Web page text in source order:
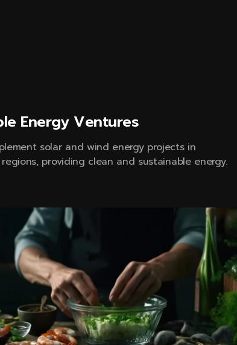
Energy Ventures
solar and wind energy projects in
providing clean and sustainable energy.